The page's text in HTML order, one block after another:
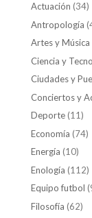
Actuación (34)
Antropología
Artes y Música
Ciencia y
Ciudades y
Conciertos y
Deporte(11)
Economía (74)
Energía (10)
Enología (112)
Equipo futbol
Filosofía (62)